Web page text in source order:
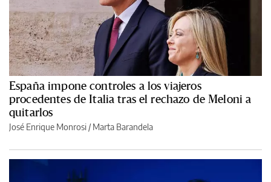
España impone controles a los viajeros
procedentes de Italia tras el rechazo de Meloni a
quitarlos
José Enrique Monrosi / Marta Barandela